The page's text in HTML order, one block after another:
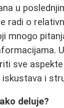
u
radi o
mnogo
sve
i
deluje?